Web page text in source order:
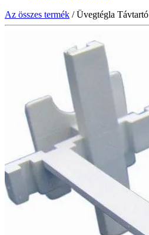
Az összes termék / Üvegtégla Távtartó